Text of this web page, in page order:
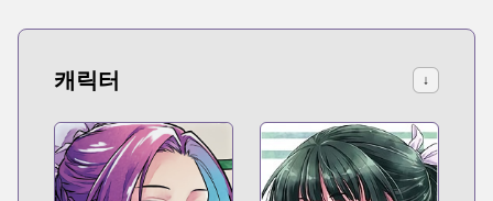
캐릭터 ↓